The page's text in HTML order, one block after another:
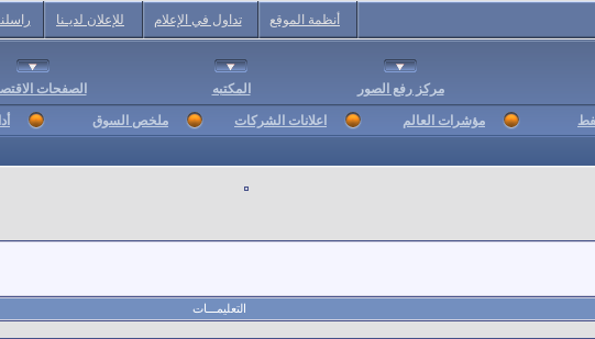
أنظمة الموقع تداول في الإعلام للإعلان لديـنا
مركز رفع الصور المكتبه الصفحات
مؤشرات العالم اعلانات الشركات ملخص السوق
التعليمـــات